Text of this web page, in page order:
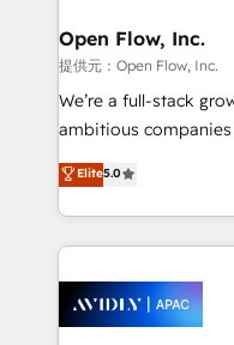
and Amsterdam. Elixir is a first mover and leader
when it comes to
implementations,
acumen, process
integrate HubSpot
MicroSoft, custom solutions,... Our
Retail execution,
HubSpot CMS developments. And
Open Flow, Inc.
提供元：Open Flow, Inc.
We’re a full-stack
ambitious companies
upgrading and
generating aspect of your
HubSpot Elite
nerds who can
experience. Working hand-in-hand with your team,
we’ll assemble a
Elite5.0